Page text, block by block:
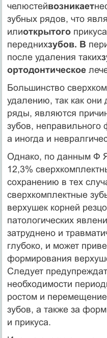
челюстейвозникает
зубных рядов, что
илиоткрытого
переднихзубов. В
после удаления таких
ортодонтическое
Большинство
удалению, так как
ряды, являются
зубов,
а иногда и
Однако, по данным Ф
12,3%
сохранению в тех
сверхкомплектные
верхушек корней
патологических
затруднено и
глубоко, и может
формирования
Следует
необходимости
ростом и
зубов, а также за
и прикуса.